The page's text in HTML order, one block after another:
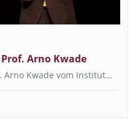
Arno Kwade
Arno Kwade vom Institut…